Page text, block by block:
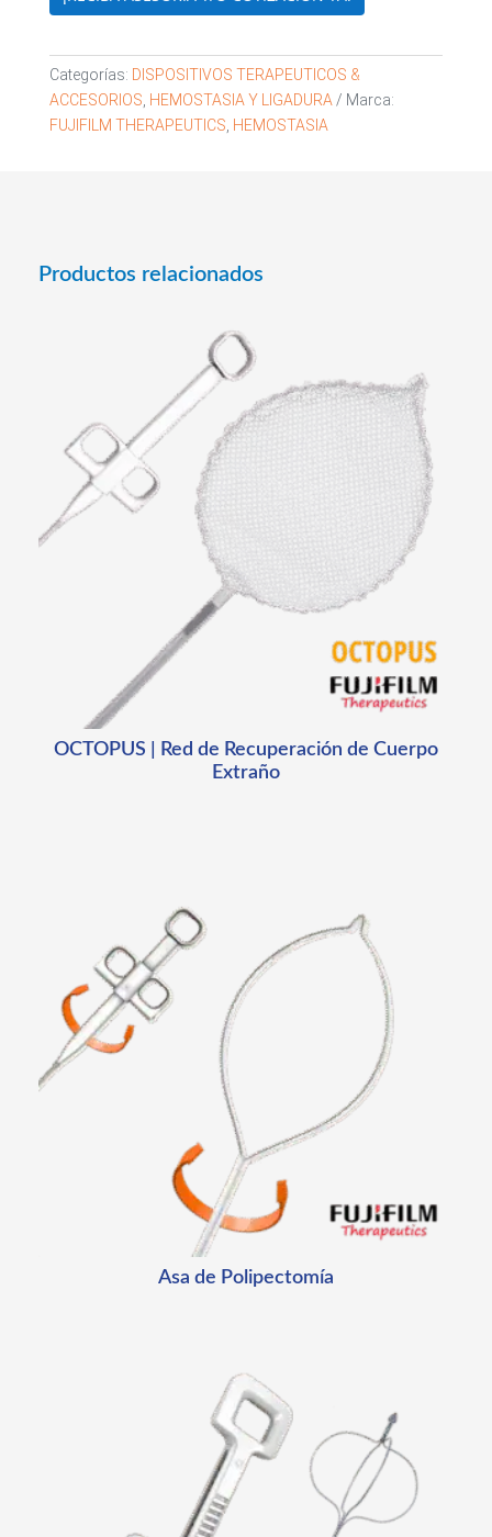
Categorías: DISPOSITIVOS TERAPEUTICOS &
ACCESORIOS, HEMOSTASIA Y LIGADURA
Marca:
FUJIFILM THERAPEUTICS, HEMOSTASIA
Productos relacionados
OCTOPUS | Red de Recuperación de Cuerpo
Extraño
Asa de Polipectomía